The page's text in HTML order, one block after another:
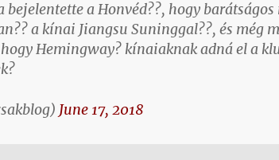
a Honvéd??, hogy barátságos
a kínai Jiangsu Suninggal??, és még
Hemingway? kínaiaknak adná el a
June 17, 2018